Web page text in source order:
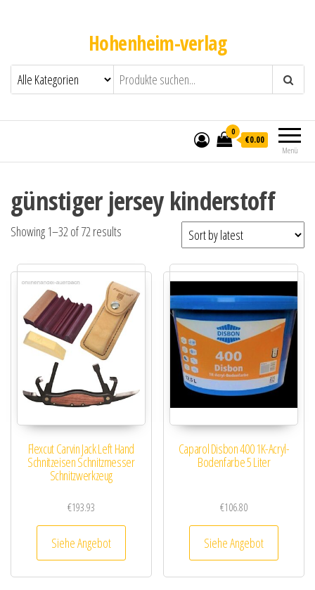
Hohenheim-verlag
Menü
0
€0.00
günstiger jersey kinderstoff
Showing 1–32 of 72 results
Flexcut Carvin Jack Left Hand
Schnitzeisen Schnitzmesser
Schnitzwerkzeug
€193.93
Siehe Angebot
Caparol Disbon 400 1K-Acryl-
Bodenfarbe 5 Liter
€106.80
Siehe Angebot